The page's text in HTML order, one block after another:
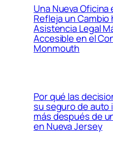
Una Nueva Oficina
Refleja un Cambio
Asistencia Legal
Accesible en el
Monmouth
Por qué las
su seguro de auto
más después de
en Nueva Jersey